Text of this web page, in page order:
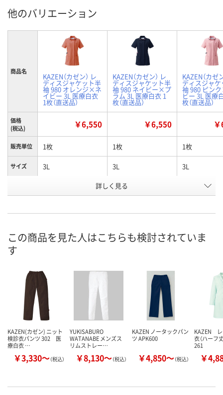
他のバリエーション
商品名
KAZEN（カゼン） レ
ディスジャケット半
袖 980 オレンジ×ネ
イビー 3L 医療白衣
1枚（直送品）
KAZEN（カゼン） レ
ディスジャケット半
袖 980 ネイビー×プ
ラム 3L 医療白衣 1
枚（直送品）
KAZEN（カゼ
ディスジャ
袖 980 ピン
ビー 3L 医療
枚（直送品）
価格
(税込)
￥6,550 ￥6,550
販売単位 1枚 1枚 1枚
サイズ 3L 3L 3L
オレンジ×ネイビー ネイビー×プラム ピンク×ネ
号
お届け日
数量
カゴへ
（次回入荷日未定）
カ
詳しく見る
この商品を見た人はこちらも検討されていま
す
KAZEN(カゼン) ニット
検診衣パンツ 302 医
療白衣 …
￥3,330～（税込）
YUKISABURO
WATANABE メンズス
リムストレー…
￥8,130～（税込）
KAZEN ノータックパン
ツ APK600
￥4,850～（税込）
KAZEN レ
衣（ハー
261
￥